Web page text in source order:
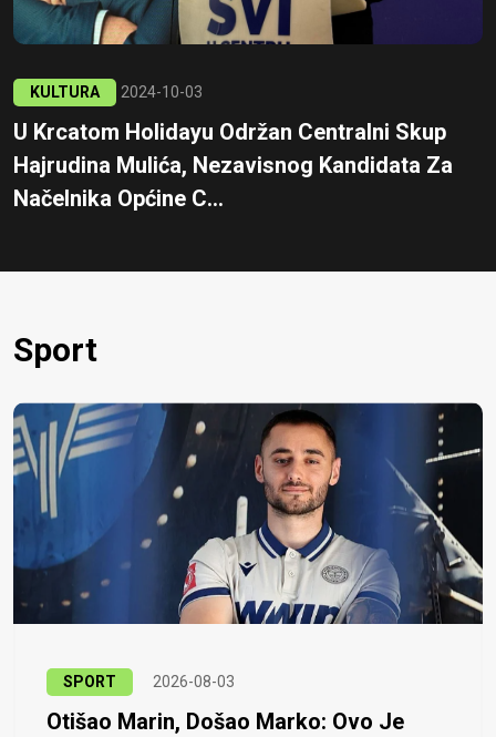
KULTURA 2024-10-03
U Krcatom Holidayu Održan Centralni Skup
Hajrudina Mulića, Nezavisnog Kandidata Za
Načelnika Općine C...
Sport
SPORT 2026-08-03
Otišao Marin, Došao Marko: Ovo Je